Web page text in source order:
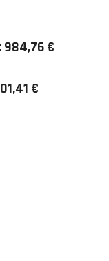
984,76 €
€